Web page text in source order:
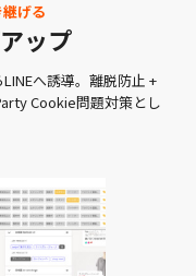
げる
ップ
へ誘導。離脱防止 +
Cookie問題対策とし